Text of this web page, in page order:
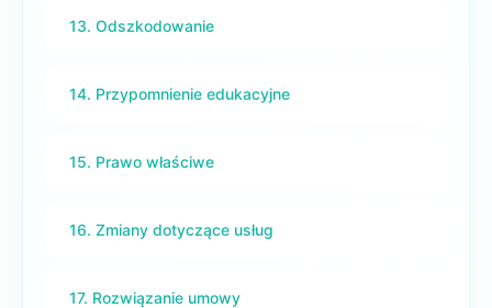
13. Odszkodowanie
14. Przypomnienie edukacyjne
15. Prawo właściwe
16. Zmiany dotyczące usług
17. Rozwiązanie umowy